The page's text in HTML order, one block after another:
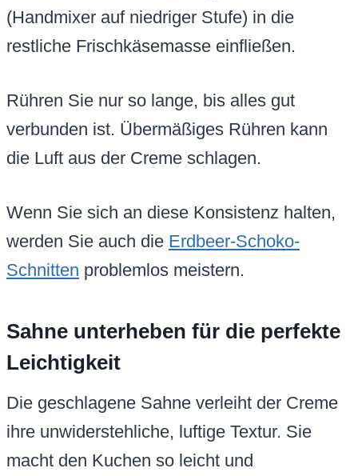
(Handmixer auf niedriger Stufe) in die
restliche Frischkäsemasse einfließen.
Rühren Sie nur so lange, bis alles gut
verbunden ist. Übermäßiges Rühren kann
die Luft aus der Creme schlagen.
Wenn Sie sich an diese Konsistenz halten,
werden Sie auch die Erdbeer-Schoko-
Schnitten problemlos meistern.
Sahne unterheben für die perfekte
Leichtigkeit
Die geschlagene Sahne verleiht der Creme
ihre unwiderstehliche, luftige Textur. Sie
macht den Kuchen so leicht und